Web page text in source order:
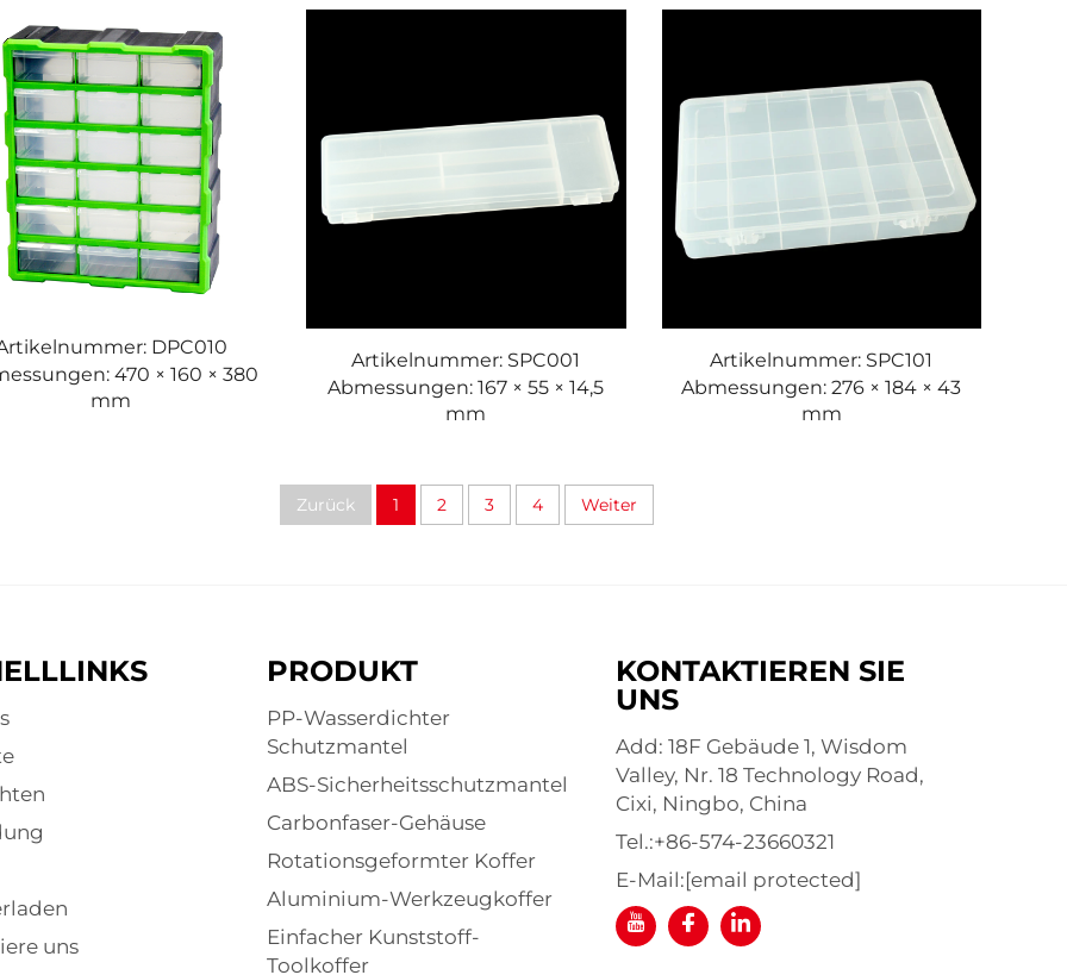
DPC010
470 × 160 × 380
mm
Artikelnummer: SPC001
Abmessungen: 167 × 55 × 14,5
mm
Artikelnummer: SPC101
Abmessungen: 276 × 184 × 43
mm
Zurück 1 2 3 4 Weiter
uns
PRODUKT
PP-Wasserdichter
Schutzmantel
ABS-Sicherheitsschutzmantel
Carbonfaser-Gehäuse
Rotationsgeformter Koffer
Aluminium-Werkzeugkoffer
Einfacher Kunststoff-
Toolkoffer
KONTAKTIEREN SIE
UNS
Add: 18F Gebäude 1, Wisdom
Valley, Nr. 18 Technology Road,
Cixi, Ningbo, China
Tel.:+86-574-23660321
E-Mail:[email protected]